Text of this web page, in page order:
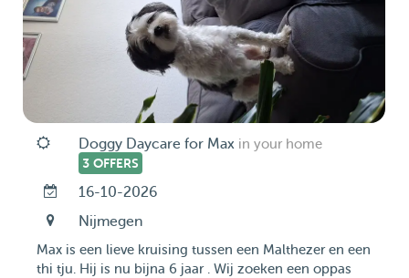
Doggy Daycare for Max in your home
3 OFFERS
16-10-2026
Nijmegen
Max is een lieve kruising tussen een Malthezer en een
thi tju. Hij is nu bijna 6 jaar . Wij zoeken een oppas